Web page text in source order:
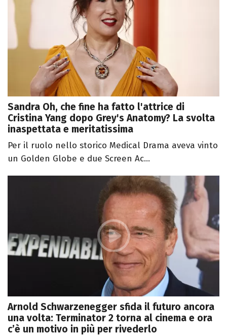
Sandra Oh, che fine ha fatto l'attrice di
Cristina Yang dopo Grey's Anatomy? La svolta
inaspettata e meritatissima
Per il ruolo nello storico Medical Drama aveva vinto
un Golden Globe e due Screen Ac...
Arnold Schwarzenegger sfida il futuro ancora
una volta: Terminator 2 torna al cinema e ora
c’è un motivo in più per rivederlo